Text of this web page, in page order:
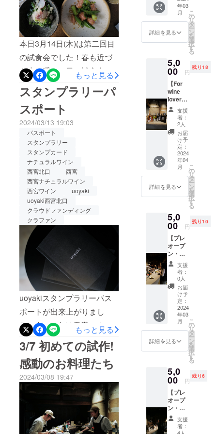
す。大学で大阪に出てきて
から30代前半までは本気(マ
ジ)でバンド活動をしながら
イタリアン、ベトナム料理
など飲食店で調理のバイト
をしていましたがバンド活
動終了とともに地元へ戻り
飲食関係（調理）に就職し
たりその間に別の業種で働
いたりしていました。今回
は大阪のバイト時代に料理
に関して指導していただい
た田中さんと一緒に仕事を
するという話からuoyakiさ
んからお話を頂いて久しぶ
りに関西に戻ってきまし
た。料理は田中さんと二人
三脚で美味しいもの追求し
ながらまだまだ不勉強なワ
インはお客様と一緒に勉強
しながら楽しんでいただけ
るお店にしていきますので
ご来店お待ちしておりま
す！次はお料理監修責任
者 田中さんどうぞ！趣
味 料理、ワイン、釣り特
技 コツコツ続けること18
歳からコツコツと続けて
やってきた料理、気が付け
ば25年の中堅料理人の田
中 有（ユウ）です。継続
が特技と言いつつも飽きっ
本日3月14日(木)は第二回目
の試食会でした！春も近づ
き少し暖かい日に試食会が
できてとっても気持ちよ
かったです。お料理は間違
いない仕上がり。さすが田
中さん、太田さん。西宮北
口店では田中さんが料理を
監修、太田さんが実際にお
店で提供してくれます。な
んとも頼もしいお二人はい
つも笑顔で本気。メンバー
紹介は次回の活動報告で。
お楽しみに！昆布とホタテ
と桜の塩漬け 昆布とホタ
テの海の旨みが桜の山の香
りと見事に調和されてい
る。菜の花の柔らかい苦味
がちょうど良い。ワインを
進ませてくれる。色味もと
ても鮮やかでみて美味し
い。もちろん食べたら至福
に間違いない。ビーツ
ニョッキと春野菜 自家製
カラスミ振りかけてニョッ
キのもちもちの食感と春野
菜のシャキシャキ感が食欲
をそそる。そこに自家製の
カラスミがふりかかる。カ
もっと見る
スタンプラリーパ
スポート
2024/03/13 19:03
パスポート
スタンプラリー
スタンプカード
ナチュラルワイン
西宮北口
西宮
西宮ナチュラルワイン
西宮ワイン
uoyaki
uoyaki西宮北口
クラウドファンディング
クラファン
uoyakiスタンプラリーパス
ポートが出来上がりまし
た！今uoyakiは天満に２店
舗、十三、都島と４店舗が
あります。そこで各店舗に
来店いただいてスタンプを
集めていただくというゲー
ム。来店の時パスポートを
見せていただけたらグラス
ワイン１杯をサービスいた
もっと見る
3/7 初めての試作!
感動のお料理たち
2024/03/08 19:47
り（天
満、天
満
stand、
十三、
ドの魅
力とお
店それ
ぞれの
おもて
なしを
フル体
験しま
せん
か： ス
タンプ
ラリー
パス
ポート
ご提示
する
と、グ
でご提
供いた
す。 ご
来店い
ただく
とスタ
ンプ1個
させて
いただ
きま
す。4ス
タンプ
達成で
きます
と、西
宮店の
イン1本
お選ん
で頂い
て、プ
レゼン
トいた
します
（税込
年03
月
詳細を見る
こ
の
リ
タ
ー
ン
を
選
択
す
る
5,0
00 円
残り18
【For
wine
lover】
自社開
催月１
回ワイ
ン試飲
会参加
権： 新
しいワ
インの
仕入れ
試飲会
に参
加。い
uoyaki
西宮の
ワイン
ライン
ナップ
を知る
ことが
できま
す。ア
テ付
き。 日
時は
Instagr
am にて
告知さ
せてい
ただき
程にお
申し込
さい。
利用期
限：
2024年
末ま
支援
者：
2人
お届
け予
定：
2024
年04
月
詳細を見る
こ
の
リ
タ
ー
ン
を
選
択
す
る
5,0
00 円
残り10
【プレ
オープ
ン・レ
セプ
ション
ご招待
状】
2024年
3月20日
18時〜
ささや
かなら
レセプ
ション
にご招
す。一
度に大
人数の
おもて
なしは
難しい
ため少
人数と
させて
支援
者：
0人
お届
け予
定：
2024
年03
月
詳細を見る
こ
の
リ
タ
ー
ン
を
選
択
す
る
5,0
00 円
残り6
【プレ
オープ
ン・レ
セプ
ション
ご招待
支援
者：